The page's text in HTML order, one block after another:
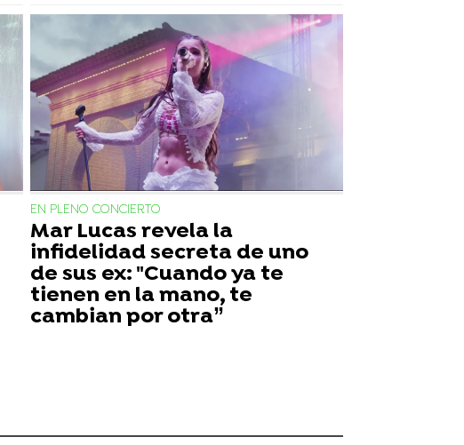
EN PLENO CONCIERTO
Mar Lucas revela la
infidelidad secreta de uno
de sus ex: "Cuando ya te
tienen en la mano, te
cambian por otra”